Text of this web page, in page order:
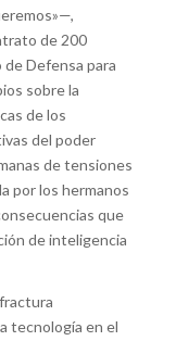
de 200
Defensa para
sobre la
de los
del poder
de tensiones
por los hermanos
que
de inteligencia
tecnología en el